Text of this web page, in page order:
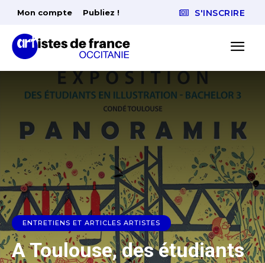
Mon compte Publiez ! S'INSCRIRE
ENTRETIENS ET ARTICLES ARTISTES
A Toulouse, des étudiants